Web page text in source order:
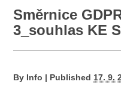
Směrnice
3_souhlas KE
By Info | Published 17. 9.